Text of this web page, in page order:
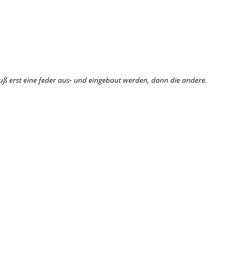
erst eine feder aus- und eingebaut werden, dann die andere.